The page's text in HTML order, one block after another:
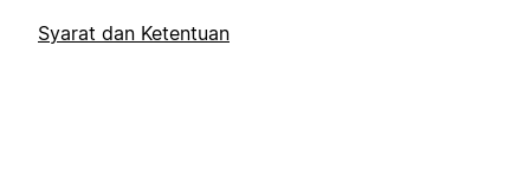
Syarat dan Ketentuan